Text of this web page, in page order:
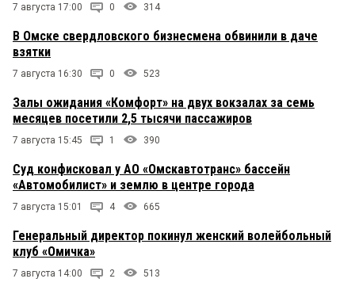
7 августа 17:00 0 314
В Омске свердловского бизнесмена обвинили в даче
взятки
7 августа 16:30 0 523
Залы ожидания «Комфорт» на двух вокзалах за семь
месяцев посетили 2,5 тысячи пассажиров
7 августа 15:45 1 390
Суд конфисковал у АО «Омскавтотранс» бассейн
«Автомобилист» и землю в центре города
7 августа 15:01 4 665
Генеральный директор покинул женский волейбольный
клуб «Омичка»
7 августа 14:00 2 513